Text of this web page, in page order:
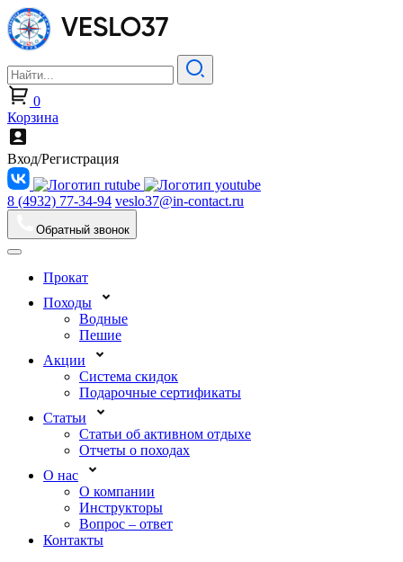
0
Корзина
Вход/Регистрация
8 (4932) 77-34-94 veslo37@in-contact.ru
Обратный звонок
Прокат
Походы
Водные
Пешие
Акции
Система скидок
Подарочные сертификаты
Статьи
Статьи об активном отдыхе
Отчеты о походах
О нас
О компании
Инструкторы
Вопрос – ответ
Контакты